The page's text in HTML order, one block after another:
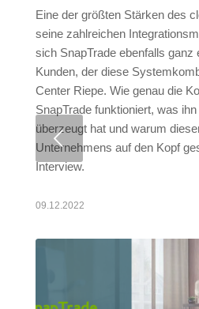
Eine der größten Stärken des
seine zahlreichen
sich SnapTrade ebenfalls
Kunden, der diese
Center Riepe. Wie genau die
SnapTrade funktioniert, was
überzeugt hat und warum
Unternehmens auf den Kopf
Interview.
09.12.2022